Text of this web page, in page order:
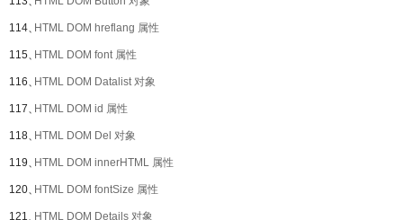
114、HTML DOM hreflang 属性
115、HTML DOM font 属性
116、HTML DOM Datalist 对象
117、HTML DOM id 属性
118、HTML DOM Del 对象
119、HTML DOM innerHTML 属性
120、HTML DOM fontSize 属性
121、HTML DOM Details 对象